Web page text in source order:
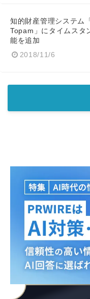
知的財産管理システム
Topam」にタイムスタ
能を追加
2018/11/6